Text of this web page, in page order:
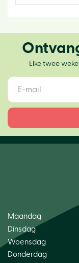
Elke twee
Maandag
Dinsdag
Woensdag
Donderdag